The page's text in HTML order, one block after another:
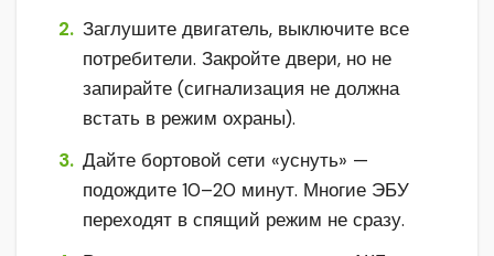
Заглушите двигатель, выключите все
потребители. Закройте двери, но не
запирайте (сигнализация не должна
встать в режим охраны).
Дайте бортовой сети «уснуть» —
подождите 10–20 минут. Многие ЭБУ
переходят в спящий режим не сразу.